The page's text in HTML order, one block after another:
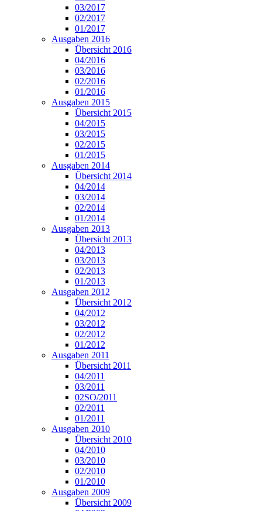
03/2017
02/2017
01/2017
Ausgaben 2016
Übersicht 2016
04/2016
03/2016
02/2016
01/2016
Ausgaben 2015
Übersicht 2015
04/2015
03/2015
02/2015
01/2015
Ausgaben 2014
Übersicht 2014
04/2014
03/2014
02/2014
01/2014
Ausgaben 2013
Übersicht 2013
04/2013
03/2013
02/2013
01/2013
Ausgaben 2012
Übersicht 2012
04/2012
03/2012
02/2012
01/2012
Ausgaben 2011
Übersicht 2011
04/2011
03/2011
02SO/2011
02/2011
01/2011
Ausgaben 2010
Übersicht 2010
04/2010
03/2010
02/2010
01/2010
Ausgaben 2009
Übersicht 2009